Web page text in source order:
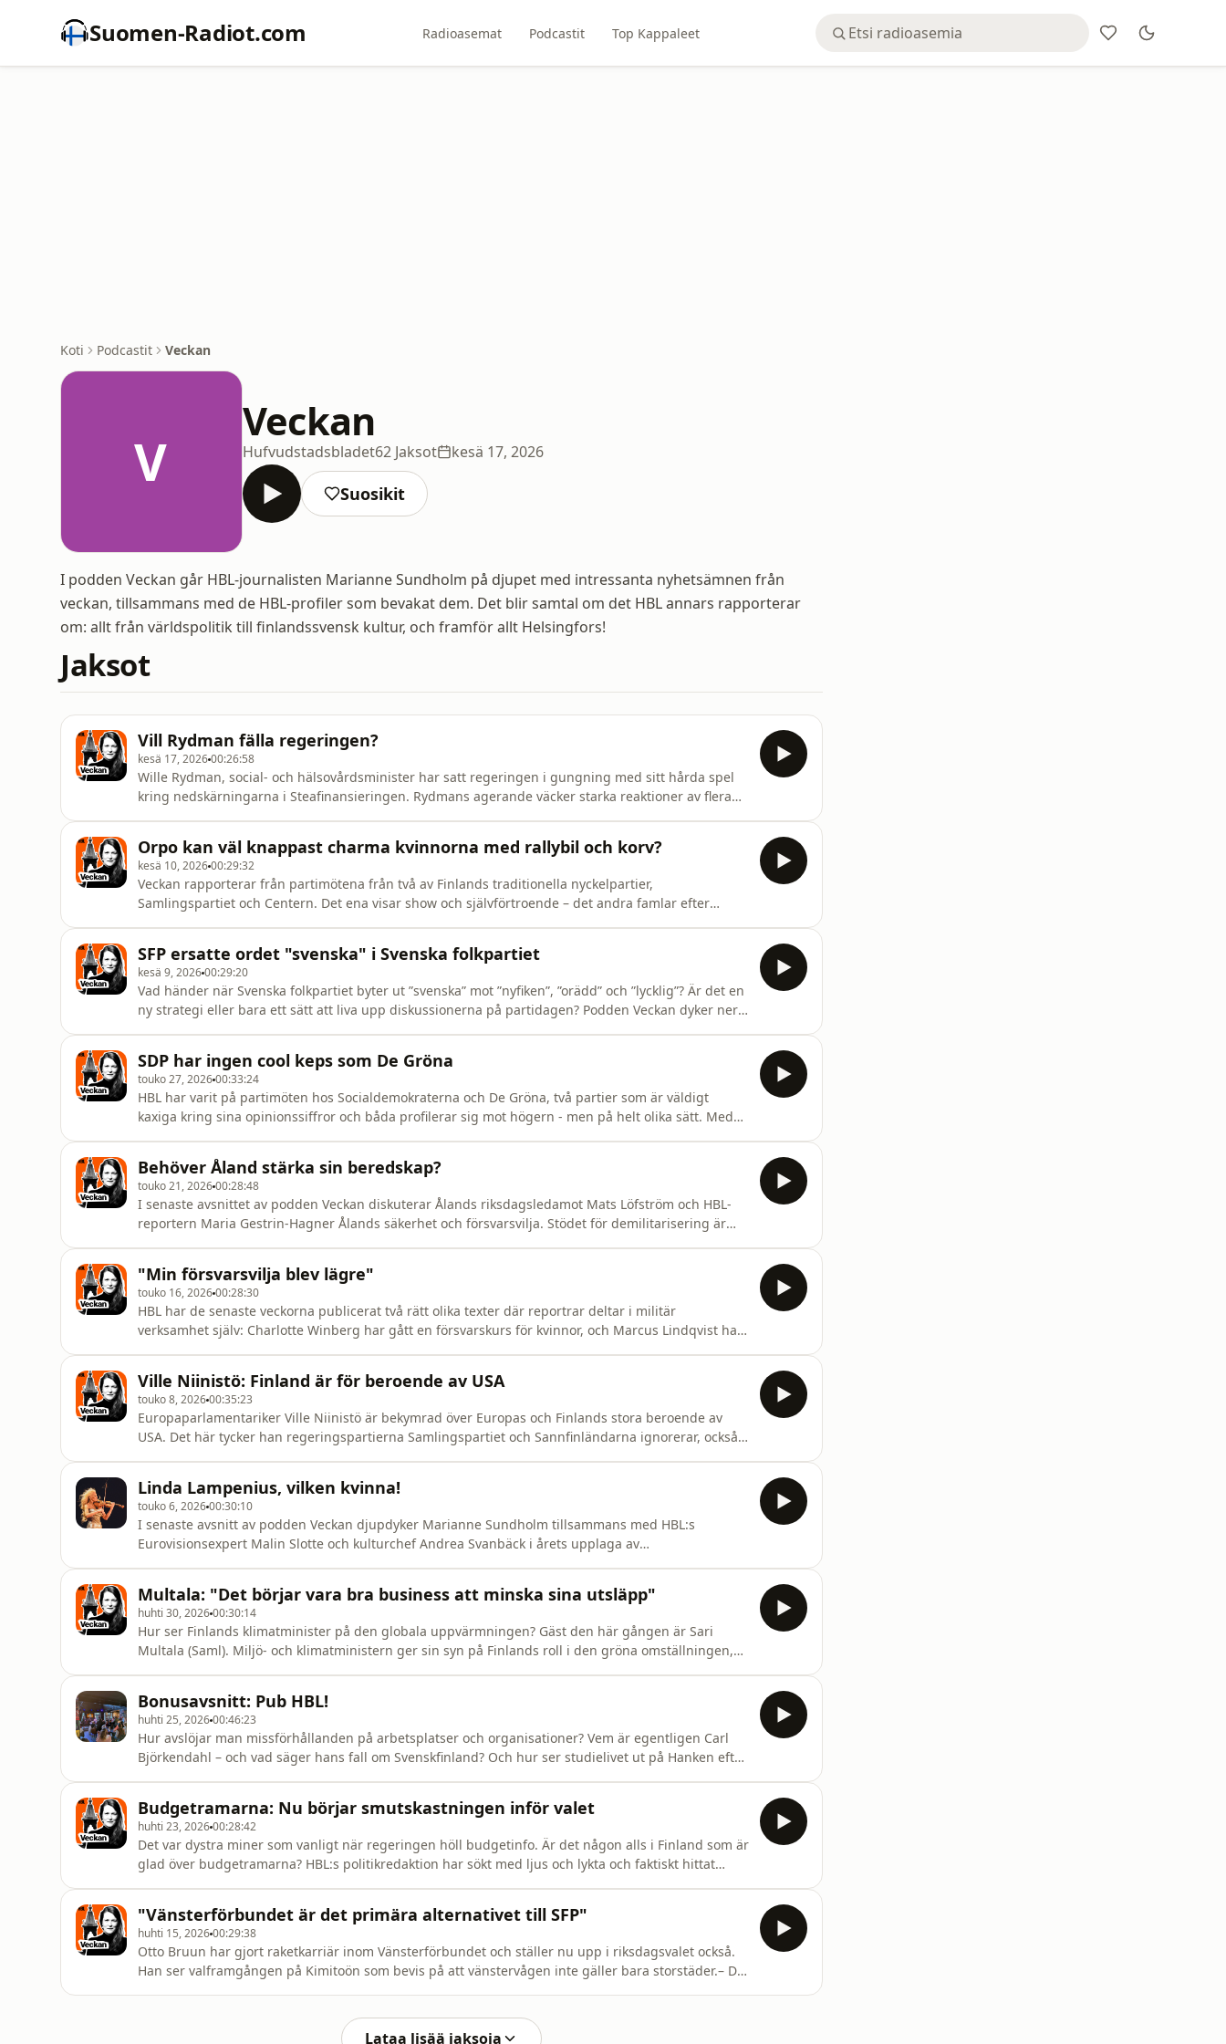
Suomen-Radiot.com Radioasemat Podcastit Top Kappaleet
Koti Podcastit Veckan
V
Veckan
Hufvudstadsbladet62 Jaksot kesä 17, 2026
Suosikit
I podden Veckan går HBL-journalisten Marianne Sundholm på djupet med intressanta nyhetsämnen från
veckan, tillsammans med de HBL-profiler som bevakat dem. Det blir samtal om det HBL annars rapporterar
om: allt från världspolitik till finlandssvensk kultur, och framför allt Helsingfors!
Jaksot
Vill Rydman fälla regeringen?
kesä 17, 202600:26:58
Wille Rydman, social- och hälsovårdsminister har satt regeringen i gungning med sitt hårda spel
kring nedskärningarna i Steafinansieringen. Rydmans agerande väcker starka reaktioner av flera
Orpo kan väl knappast charma kvinnorna med rallybil och korv?
kesä 10, 202600:29:32
Veckan rapporterar från partimötena från två av Finlands traditionella nyckelpartier,
Samlingspartiet och Centern. Det ena visar show och självförtroende – det andra famlar efter
Sundholm.
SFP ersatte ordet "svenska" i Svenska folkpartiet
kesä 9, 202600:29:20
Vad händer när Svenska folkpartiet byter ut ”svenska” mot ”nyfiken”, ”orädd” och ”lycklig”? Är det en
ny strategi eller bara ett sätt att liva upp diskussionerna på partidagen? Podden Veckan dyker ner i
SDP har ingen cool keps som De Gröna
touko 27, 202600:33:24
HBL har varit på partimöten hos Socialdemokraterna och De Gröna, två partier som är väldigt
kaxiga kring sina opinionssiffror och båda profilerar sig mot högern - men på helt olika sätt. Medan
Behöver Åland stärka sin beredskap?
touko 21, 202600:28:48
I senaste avsnittet av podden Veckan diskuterar Ålands riksdagsledamot Mats Löfström och HBL-
reportern Maria Gestrin-Hagner Ålands säkerhet och försvarsvilja. Stödet för demilitarisering är
"Min försvarsvilja blev lägre"
touko 16, 202600:28:30
HBL har de senaste veckorna publicerat två rätt olika texter där reportrar deltar i militär
verksamhet själv: Charlotte Winberg har gått en försvarskurs för kvinnor, och Marcus Lindqvist har
Ville Niinistö: Finland är för beroende av USA
touko 8, 202600:35:23
Europaparlamentariker Ville Niinistö är bekymrad över Europas och Finlands stora beroende av
USA. Det här tycker han regeringspartierna Samlingspartiet och Sannfinländarna ignorerar, också
pratar. Jag tr
Linda Lampenius, vilken kvinna!
touko 6, 202600:30:10
I senaste avsnitt av podden Veckan djupdyker Marianne Sundholm tillsammans med HBL:s
Eurovisionsexpert Malin Slotte och kulturchef Andrea Svanbäck i årets upplaga av
finlandssvenska medierna up
Multala: "Det börjar vara bra business att minska sina utsläpp"
huhti 30, 202600:30:14
Hur ser Finlands klimatminister på den globala uppvärmningen? Gäst den här gången är Sari
Multala (Saml). Miljö- och klimatministern ger sin syn på Finlands roll i den gröna omställningen,
sni
Bonusavsnitt: Pub HBL!
huhti 25, 202600:46:23
Hur avslöjar man missförhållanden på arbetsplatser och organisationer? Vem är egentligen Carl
Björkendahl – och vad säger hans fall om Svenskfinland? Och hur ser studielivet ut på Hanken efter
Budgetramarna: Nu börjar smutskastningen inför valet
huhti 23, 202600:28:42
Det var dystra miner som vanligt när regeringen höll budgetinfo. Är det någon alls i Finland som är
glad över budgetramarna? HBL:s politikredaktion har sökt med ljus och lykta och faktiskt hittat
reaktionerna
"Vänsterförbundet är det primära alternativet till SFP"
huhti 15, 202600:29:38
Otto Bruun har gjort raketkarriär inom Vänsterförbundet och ställer nu upp i riksdagsvalet också.
Han ser valframgången på Kimitoön som bevis på att vänstervågen inte gäller bara storstäder.– Det
Lataa lisää jaksoja